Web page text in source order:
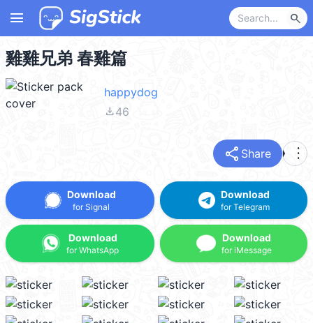
menu search
雞雞兄弟 春雞篇
happydog
file_download46
share Share more_vert
Download
for Signal
Download
for WhatsApp
Download
for Telegram
Download
for iMessage